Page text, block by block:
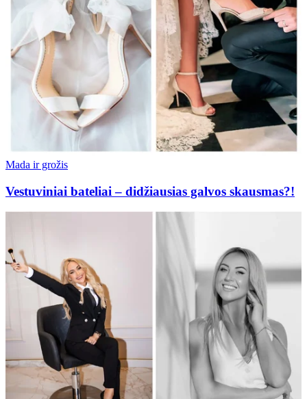
Mada ir grožis
Vestuviniai bateliai – didžiausias galvos skausmas?!